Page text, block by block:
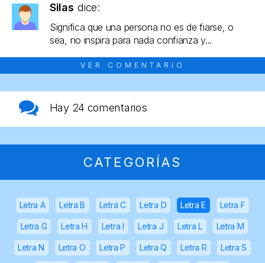
Silas dice:
Significa que una persona no es de fiarse, o
sea, no inspira para nada confianza y...
VER COMENTARIO
Hay 24 comentarios
CATEGORÍAS
Letra A Letra B Letra C Letra D Letra E Letra F
Letra G Letra H Letra I Letra J Letra L Letra M
Letra N Letra O Letra P Letra Q Letra R Letra S